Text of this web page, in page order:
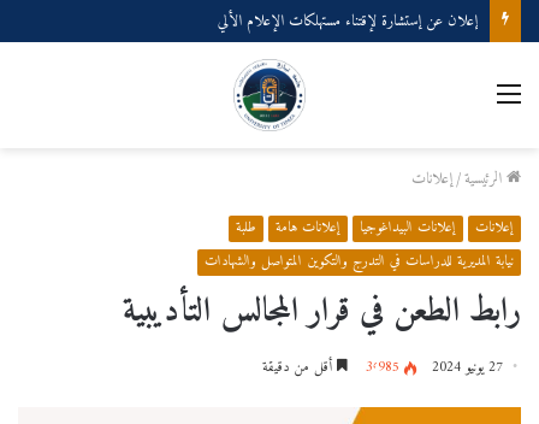
إعلان عن إستشارة لإقتناء مستهلكات الإعلام الألي
القائمة
الرئيسية/إعلانات
إعلانات إعلانات البيداغوجيا إعلانات هامة
طلبة
نيابة المديرية للدراسات في التدرج والتكوين المتواصل والشهادات
رابط الطعن في قرار المجالس التأديبية
27 يونيو 2024 3٬985 أقل من دقيقة